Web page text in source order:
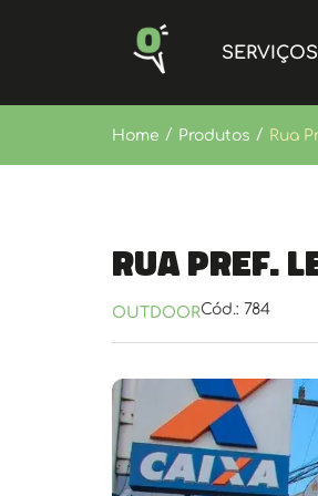
SERVIÇOS
Home / Produtos / Rua
Rua Pref.
OUTDOORCód.: 784